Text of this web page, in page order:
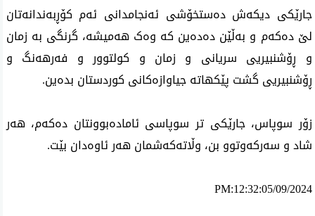
جارێکی دیکەش دەستخۆشی ئەنجامدانی ئەم كۆڕبەندانەتان
لێ دەکەم و بەڵێن دەدەین کە وەک هەمیشە، گرنگی بە زمان
و ڕۆشنبیریی سریانی و زمان و کولتوور و فەرهەنگ و
ڕۆشنبیریی گشت پێکهاتە جیاوازەكانی کوردستان بدەین.
زۆر سوپاس، جارێكی تر سوپاسی ئامادەبوونتان دەكەم، هەر
شاد و سەركەوتوو بن، وڵاتەكەشمان هەر ئاوەدان بێت.
PM:12:32:05/09/2024